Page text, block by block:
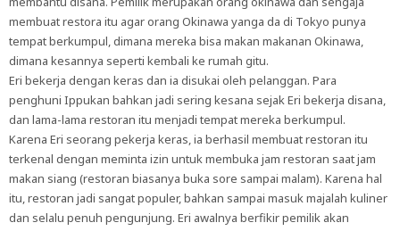
membuat restora itu agar orang Okinawa yanga da di Tokyo punya
tempat berkumpul, dimana mereka bisa makan makanan Okinawa,
dimana kesannya seperti kembali ke rumah gitu.
Eri bekerja dengan keras dan ia disukai oleh pelanggan. Para
penghuni Ippukan bahkan jadi sering kesana sejak Eri bekerja disana,
dan lama-lama restoran itu menjadi tempat mereka berkumpul.
Karena Eri seorang pekerja keras, ia berhasil membuat restoran itu
terkenal dengan meminta izin untuk membuka jam restoran saat jam
makan siang (restoran biasanya buka sore sampai malam). Karena hal
itu, restoran jadi sangat populer, bahkan sampai masuk majalah kuliner
dan selalu penuh pengunjung. Eri awalnya berfikir pemilik akan